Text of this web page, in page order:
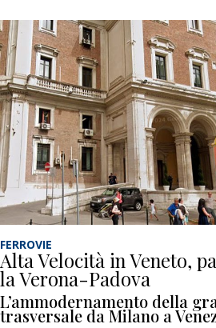
FERROVIE
Alta Velocità in Veneto,
la Verona-Padova
L’ammodernamento della
trasversale da Milano a